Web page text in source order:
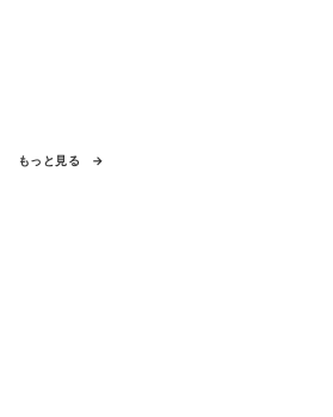
もっと見る